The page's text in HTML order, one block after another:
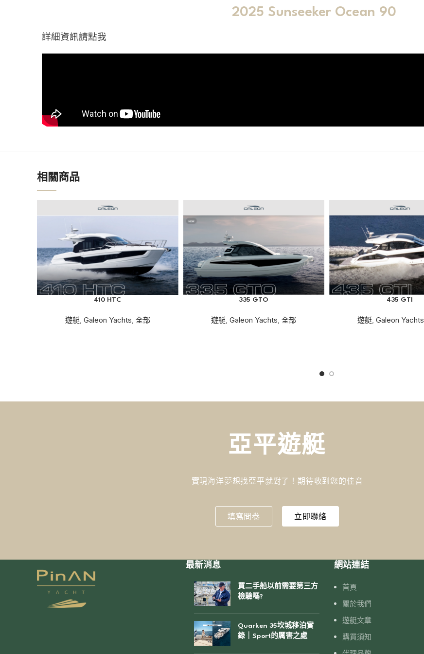
2025 Sunseeker Ocean 90
詳細資訊請點我
相關商品
410 HTC
遊艇, Galeon Yachts 全部
335 GTO
遊艇 ,Galeon Yachts ,全部
435 GTI
遊艇, Galeon Yachts
亞平遊艇
實現海洋夢想找亞平就對了！期待收到您的佳音
填寫問卷 立即聯絡
最新消息
買二手船以前需要第三方
檢驗嗎?
Quarken 35坎城移泊實
錄｜Sport的厲害之處
網站連結
首頁
關於我們
遊艇文章
購買須知